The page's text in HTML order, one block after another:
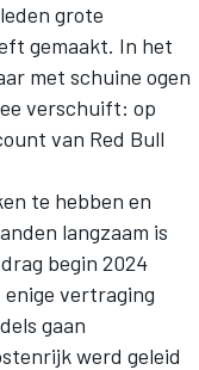
grote
gemaakt. In het
met schuine ogen
verschuift: op
van Red Bull
te hebben en
langzaam is
begin 2024
vertraging
gaan
werd geleid